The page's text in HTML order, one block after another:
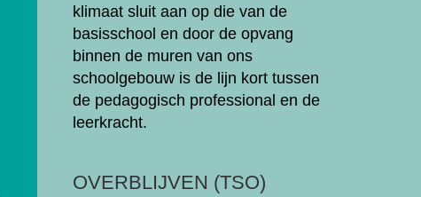
klimaat sluit aan op die van de
basisschool en door de opvang
binnen de muren van ons
schoolgebouw is de lijn kort tussen
de pedagogisch professional en de
leerkracht.
OVERBLIJVEN (TSO)